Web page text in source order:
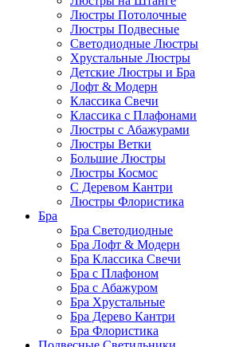
Люстры Потолочные
Люстры Подвесные
Светодиодные Люстры
Хрустальные Люстры
Детские Люстры и Бра
Лофт & Модерн
Классика Свечи
Классика с Плафонами
Люстры с Абажурами
Люстры Ветки
Большие Люстры
Люстры Космос
С Деревом Кантри
Люстры Флористика
Бра
Бра Светодиодные
Бра Лофт & Модерн
Бра Классика Свечи
Бра с Плафоном
Бра с Абажуром
Бра Хрустальные
Бра Дерево Кантри
Бра Флористика